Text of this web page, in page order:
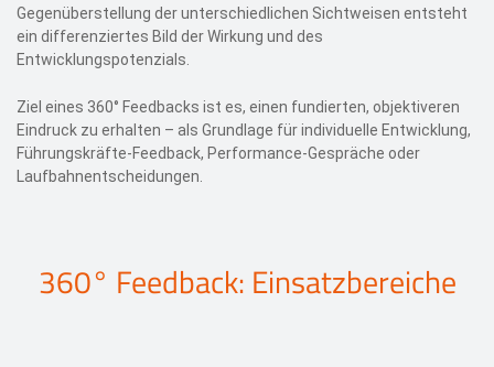
Gegenüberstellung der unterschiedlichen Sichtweisen entsteht
ein differenziertes Bild der Wirkung und des
Entwicklungspotenzials.
Ziel eines 360° Feedbacks ist es, einen fundierten, objektiveren
Eindruck zu erhalten – als Grundlage für individuelle Entwicklung,
Führungskräfte-Feedback, Performance-Gespräche oder
Laufbahnentscheidungen.
360° Feedback: Einsatzbereiche